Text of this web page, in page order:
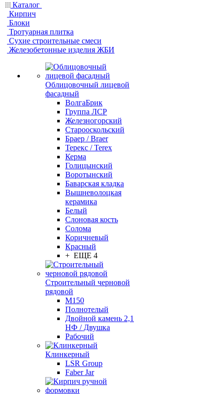
Каталог
Кирпич
Блоки
Тротуарная плитка
Сухие строительные смеси
Железобетонные изделия ЖБИ
Облицовочный лицевой
фасадный
ВолгаБрик
Группа ЛСР
Железногорский
Старооскольский
Браер / Braer
Терекс / Terex
Керма
Голицынский
Воротынский
Баварская кладка
Вышневолоцкая
керамика
Белый
Слоновая кость
Солома
Коричневый
Красный
+ ЕЩЕ 4
Строительный черновой
рядовой
М150
Полнотелый
Двойной камень 2,1
НФ / Двушка
Рабочий
Клинкерный
LSR Group
Faber Jar